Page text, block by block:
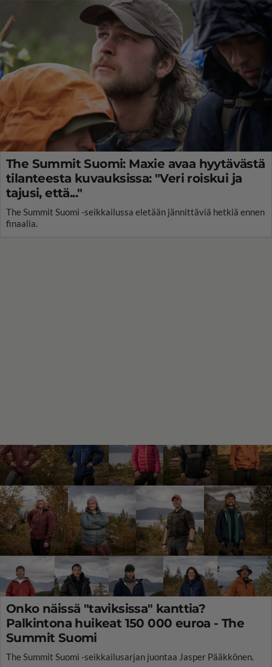
The Summit Suomi: Maxie avaa hyytävästä
tilanteesta kuvauksissa: "Veri roiskui ja
tajusi, että..."
The Summit Suomi -seikkailussa eletään jännittäviä hetkiä ennen
finaalia.
Onko näissä "taviksissa" kanttia?
Palkintona huikeat 150 000 euroa - The
Summit Suomi
The Summit Suomi -seikkailusarjan juontaa Jasper Pääkkönen.